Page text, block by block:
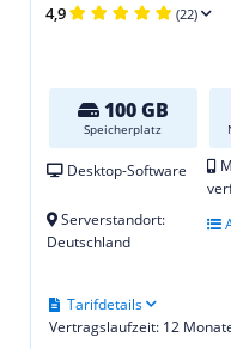
4,9 (22)
100 GB
Speicherplatz
Desktop-Software
Serverstandort:
Deutschland
Vertragslaufzeit: 12
Tarifdetails